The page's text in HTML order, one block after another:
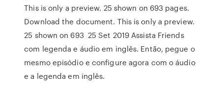
This is only a preview. 25 shown on 693 pages.
Download the document. This is only a preview.
25 shown on 693 25 Set 2019 Assista Friends
com legenda e áudio em inglês. Então, pegue o
mesmo episódio e configure agora com o áudio
e a legenda em inglês.